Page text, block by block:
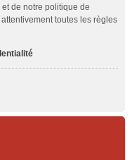
de notre politique de
toutes les règles